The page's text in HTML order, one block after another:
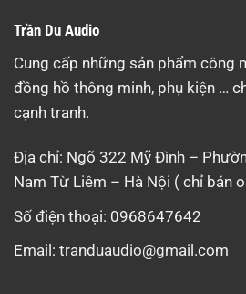
Trần Du Audio
Cung cấp những sản phẩm công
đồng hồ thông minh, phụ kiện …
cạnh tranh.
Địa chỉ: Ngõ 322 Mỹ Đình –
Nam Từ Liêm – Hà Nội ( chỉ bán
Số điện thoại: 0968647642
Email: tranduaudio@gmail.com